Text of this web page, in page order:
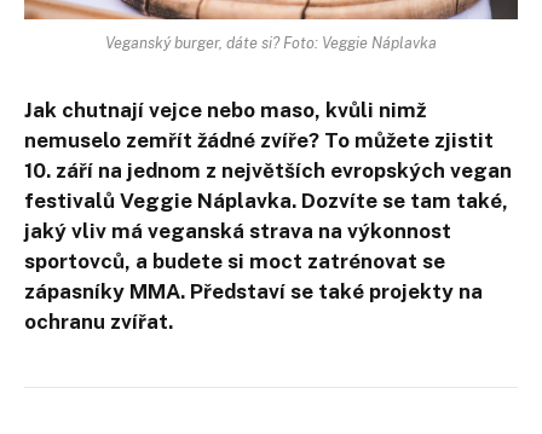
Veganský burger, dáte si? Foto: Veggie Náplavka
Jak chutnají vejce nebo maso, kvůli nimž
nemuselo zemřít žádné zvíře? To můžete zjistit
10. září na jednom z největších evropských vegan
festivalů Veggie Náplavka. Dozvíte se tam také,
jaký vliv má veganská strava na výkonnost
sportovců, a budete si moct zatrénovat se
zápasníky MMA. Představí se také projekty na
ochranu zvířat.